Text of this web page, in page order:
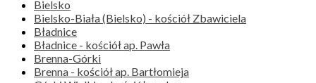
Bielsko
Bielsko-Biała (Bielsko) - kościół Zbawiciela
Bładnice
Bładnice - kościół ap. Pawła
Brenna-Górki
Brenna - kościół ap. Bartłomieja